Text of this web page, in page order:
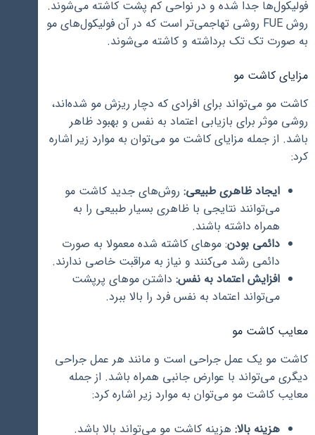
فولیکول‌ها جدا شده و در نواحی کم پشت کاشته می‌شوند.
روش FUE روشی تهاجمی‌تر است که در آن فولیکول‌های مو
به صورت تک تک برداشته و کاشته می‌شوند.
مزایای کاشت مو
کاشت مو می‌تواند برای افرادی که دچار ریزش مو شده‌اند،
روشی موثر برای بازیابی اعتماد به نفس و بهبود ظاهر
باشد. از جمله مزایای کاشت مو می‌توان به موارد زیر اشاره
کرد:
ایجاد ظاهری طبیعی: روش‌های جدید کاشت مو
می‌توانند نتایجی با ظاهری بسیار طبیعی را به
همراه داشته باشند.
دائمی بودن: موهای کاشته شده معمولا به صورت
دائمی رشد می‌کنند و نیاز به مراقبت خاصی ندارند.
افزایش اعتماد به نفس: داشتن موهای پرپشت
می‌تواند اعتماد به نفس فرد را بالا ببرد.
معایب کاشت مو
کاشت مو یک عمل جراحی است و مانند هر عمل جراحی
دیگری می‌تواند با عوارض جانبی همراه باشد. از جمله
معایب کاشت مو می‌توان به موارد زیر اشاره کرد:
هزینه بالا: هزینه کاشت مو می‌تواند بالا باشد.